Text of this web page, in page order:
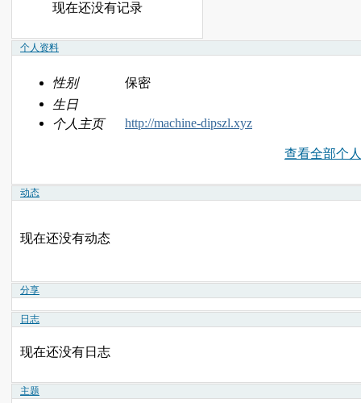
现在还没有记录
个人资料
性别
保密
生日
个人主页
http://machine-dipszl.xyz
查看全部个
动态
现在还没有动态
分享
日志
现在还没有日志
主题